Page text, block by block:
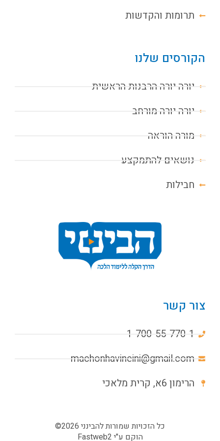
תרומות והקדשות
הקורסים שלנו
יורה יורה הרבנות הראשית
יורה יורה מורחב
מורה הוראה
נושאים להתמקצע
חבילות
צור קשר
1-700-55-770-1
machonhavineini@gmail.com
הרימון 6א, קרית מלאכי
כל הזכויות שמורות להבינני 2026©
הוקם ע"י Fastweb2